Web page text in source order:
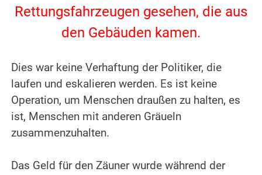
Rettungsfahrzeugen gesehen, die aus
den Gebäuden kamen.
Dies war keine Verhaftung der Politiker, die
laufen und eskalieren werden. Es ist keine
Operation, um Menschen draußen zu halten, es
ist, Menschen mit anderen Gräueln
zusammenzuhalten.
Das Geld für den Zäuner wurde während der